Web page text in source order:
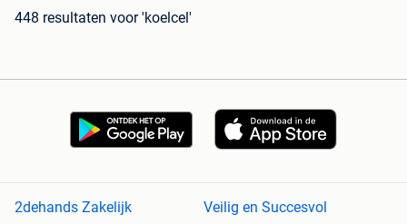
448 resultaten voor 'koelcel'
2dehands Zakelijk Veilig en Succesvol